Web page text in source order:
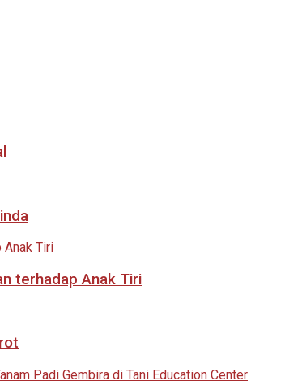
terhadap Anak Tiri